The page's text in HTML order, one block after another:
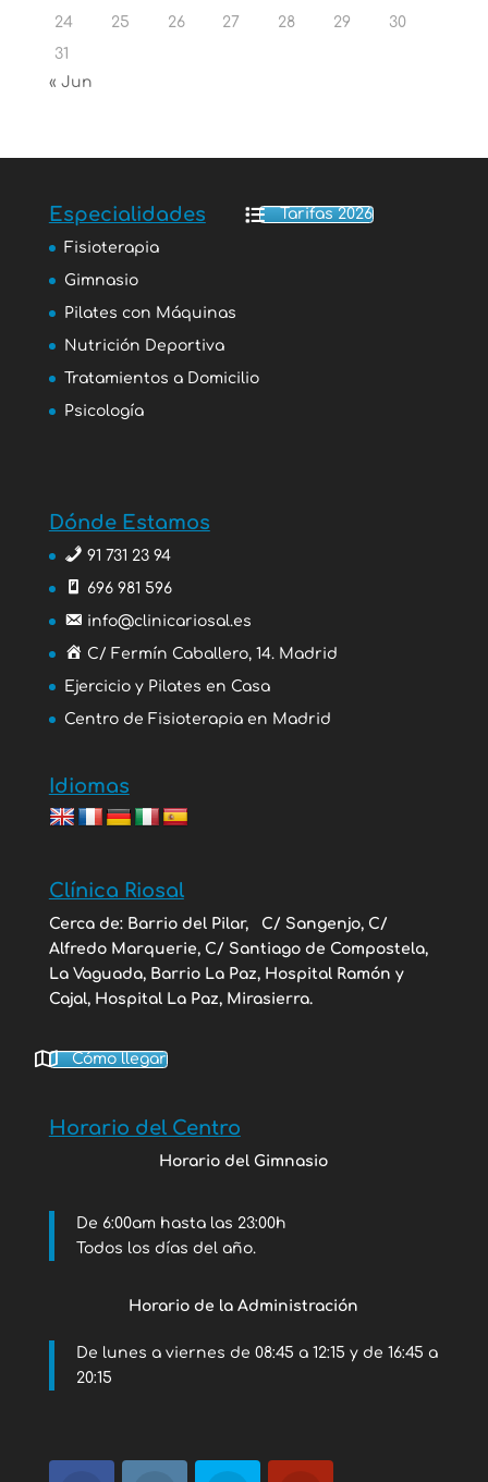
24
25 26 27 28 29
30
31
« Jun
Especialidades
Fisioterapia
Gimnasio
Pilates con Máquinas
Nutrición Deportiva
Tratamientos a Domicilio
Psicología
Tarifas 2026
Dónde Estamos
91 731 23 94
696 981 596
info@clinicariosal.es
C/ Fermín Caballero, 14. Madrid
Ejercicio y Pilates en Casa
Centro de Fisioterapia en Madrid
Idiomas
Clínica Riosal
Cerca de: Barrio del Pilar, C/ Sangenjo, C/
Alfredo Marquerie, C/ Santiago de Compostela,
La Vaguada, Barrio La Paz, Hospital Ramón y
Cajal, Hospital La Paz, Mirasierra.
Cómo llegar
Horario del Centro
Horario del Gimnasio
De 6:00am hasta las 23:00h
Todos los días del año.
Horario de la Administración
De lunes a viernes de 08:45 a 12:15 y de 16:45 a
20:15